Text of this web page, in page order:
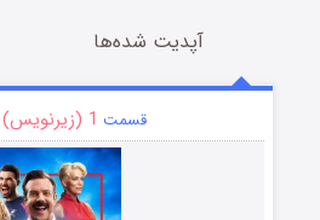
آپدیت شده‌ها
قسمت 1 (زیرنویس)